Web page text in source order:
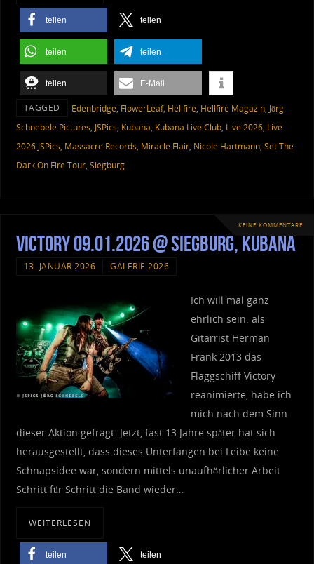
teilen teilen
teilen teilen
teilen E-Mail
TAGGED Edenbridge, FlowerLeaf, Hellfire, Hellfire Magazin, Jörg
Schnebele Pictures, JSPics, Kubana, Kubana Live Club, Live 2026, Live
2026 JSPics, Massacre Records, Miracle Flair, Nicole Hartmann, Set The
Dark On Fire Tour, Siegburg
KEINE KOMMENTARE
Victory 09.01.2026 @ Siegburg, Kubana
13. JANUAR 2026 GALERIE 2026
Ich will mal ganz
ehrlich sein: als
Gitarrist Herman
Frank 2013 das
Flaggschiff Victory
reanimierte, habe ich
mich nach dem Sinn
dieser Aktion gefragt. Jetzt, fast 13 Jahre später hat sich
herausgestellt, dass dieses Unterfangen bei Leibe keine
Schnapsidee war, sondern mittels unaufhörlicher Arbeit
Schritt für Schritt die Band wieder…
WEITERLESEN
teilen teilen